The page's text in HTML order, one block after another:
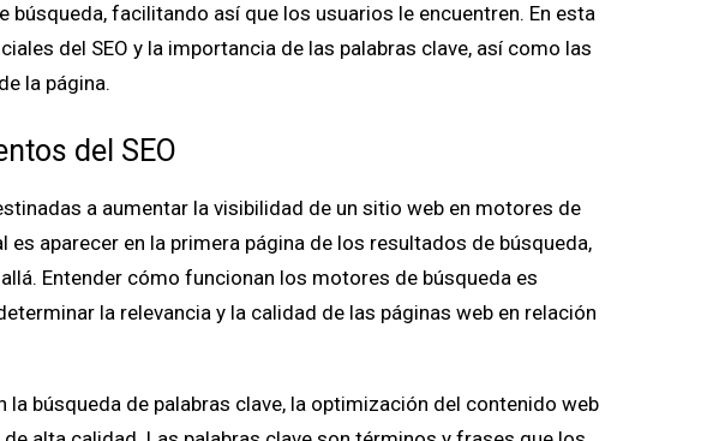
facilitando así que los usuarios le encuentren. En esta
del SEO y la importancia de las palabras clave, así como las
la página.
del SEO
a aumentar la visibilidad de un sitio web en motores de
aparecer en la primera página de los resultados de búsqueda,
Entender cómo funcionan los motores de búsqueda es
la relevancia y la calidad de las páginas web en relación
la búsqueda de palabras clave, la optimización del contenido web